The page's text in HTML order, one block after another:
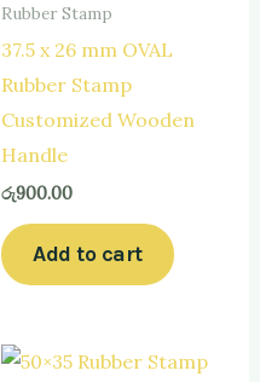
Rubber Stamp
37.5 x 26 mm OVAL
Rubber Stamp
Customized Wooden
Handle
රු900.00
Add to cart